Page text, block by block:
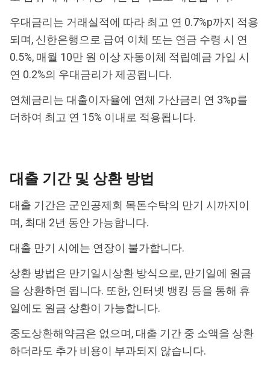
우대금리는 거래실적에 따라 최고 연 0.7%p까지 적용
되며, 신한은행으로 급여 이체 또는 연금 수령 시 연
0.5%, 매월 10만 원 이상 자동이체 적립예금 가입 시
연 0.2%의 우대금리가 제공됩니다.
연체금리는 대출이자율에 연체 가산금리 연 3%p를
더하여 최고 연 15% 이내로 적용됩니다.
대출 기간 및 상환 방법
대출 기간은 군인공제회 목돈수탁의 만기 시까지이
며, 최대 2년 동안 가능합니다.
대출 만기 시에는 연장이 불가합니다.
상환 방법은 만기일시상환 방식으로, 만기일에 원금
을 상환하면 됩니다. 또한, 인터넷 뱅킹 등을 통해 휴
일에도 원금 상환이 가능합니다.
중도상환해약금은 없으며, 대출 기간 중 소액을 상환
하더라도 추가 비용이 부과되지 않습니다.